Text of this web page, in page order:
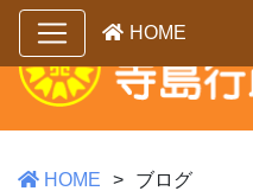
HOME
HOME ブログ